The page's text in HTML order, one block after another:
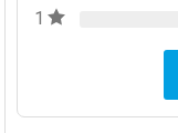
1